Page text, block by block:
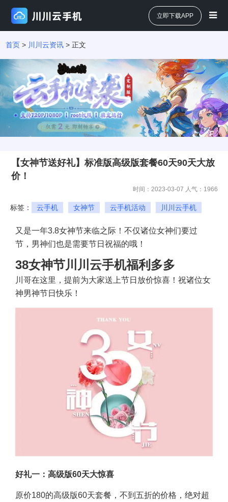
立即下载APP
首页 > 川川云资讯 > 正文
【女神节送好礼】标准版高级版套餐60天90天大放
价！
时间：2023-03-07 人气： 1966
标签： 云手机 女神节 云手机活动 川川云手机
又是一年3.8女神节来临之际！不仅诸位女神们要过
节，男神们也是需要节日祝福的哦！
38女神节川川云手机福利多多
川哥在这里，提前为大家送上节日放价惊喜！祝诸位女
神男神节日快乐！
好礼一：高级版60天大惊喜
原价180的高级版60天套餐，不到五折的价格，绝对超